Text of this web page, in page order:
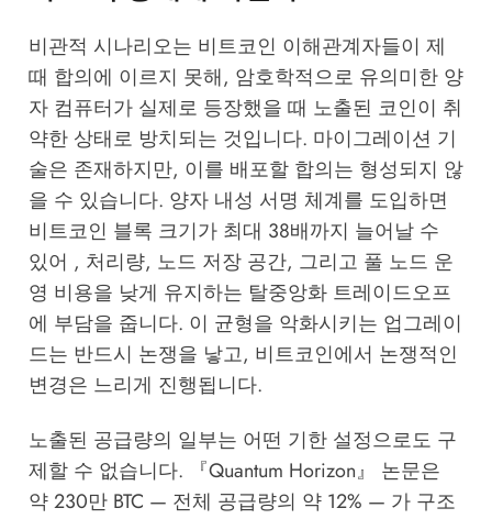
비관적 시나리오는 비트코인 이해관계자들이 제
때 합의에 이르지 못해, 암호학적으로 유의미한 양
자 컴퓨터가 실제로 등장했을 때 노출된 코인이 취
약한 상태로 방치되는 것입니다. 마이그레이션 기
술은 존재하지만, 이를 배포할 합의는 형성되지 않
을 수 있습니다. 양자 내성 서명 체계를 도입하면
비트코인 블록 크기가 최대 38배까지 늘어날 수
있어 , 처리량, 노드 저장 공간, 그리고 풀 노드 운
영 비용을 낮게 유지하는 탈중앙화 트레이드오프
에 부담을 줍니다. 이 균형을 악화시키는 업그레이
드는 반드시 논쟁을 낳고, 비트코인에서 논쟁적인
변경은 느리게 진행됩니다.
노출된 공급량의 일부는 어떤 기한 설정으로도 구
제할 수 없습니다. 『Quantum Horizon』 논문은
약 230만 BTC — 전체 공급량의 약 12% — 가 구조